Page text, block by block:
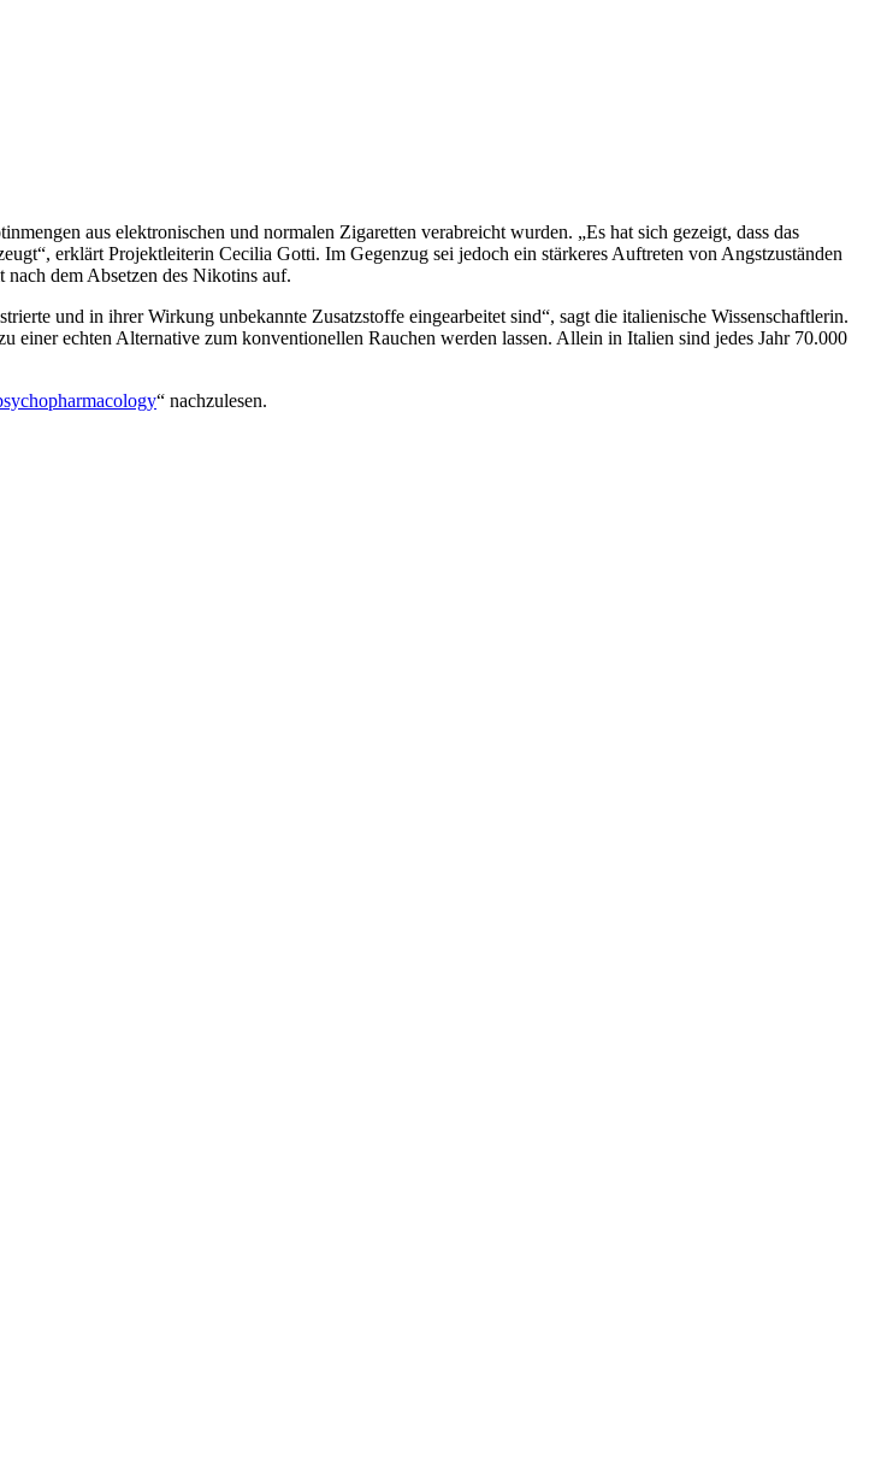
aus elektronischen und normalen Zigaretten verabreicht wurden. „Es hat sich gezeigt, dass das
erklärt Projektleiterin Cecilia Gotti. Im Gegenzug sei jedoch ein stärkeres Auftreten von Angstzuständen
nach dem Absetzen des Nikotins auf.
und in ihrer Wirkung unbekannte Zusatzstoffe eingearbeitet sind“, sagt die italienische Wissenschaftlerin.
echten Alternative zum konventionellen Rauchen werden lassen. Allein in Italien sind jedes Jahr 70.000
“ nachzulesen.